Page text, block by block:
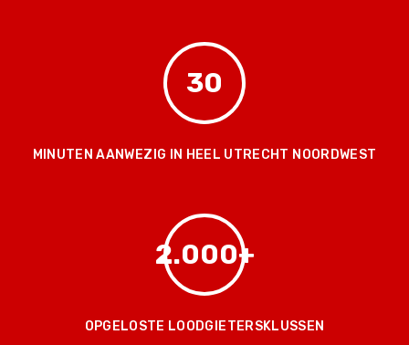
30
MINUTEN AANWEZIG IN HEEL UTRECHT NOORDWEST
2.000+
OPGELOSTE LOODGIETERSKLUSSEN